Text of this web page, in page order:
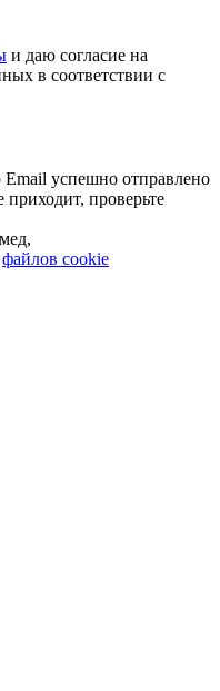
и даю согласие на
в соответствии с
успешно отправлено
проверьте
файлов cookie